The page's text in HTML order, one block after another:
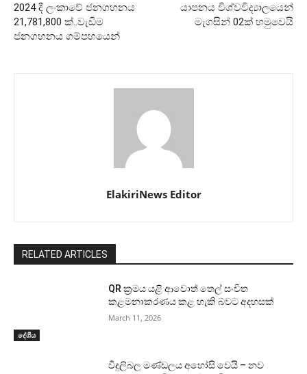
2024 දී ලංකාවේ ජනගහනය
21,781,800 ක්..වැඩිම
ජනගහනය ගම්පහයෙන්
යාපනය විශ්වවිද්‍යාලයෙන්
මැගසින් 02ක් හමුවෙයි
ElakiriNews Editor
RELATED ARTICLES
දේශීය
QR ක්‍රමය යළි ආවොත් තෙල් සංචිත
කළමනාකරණය කළ හැකි බවට අදහසක්
March 11, 2026
විදුලිබල මණ්ඩලය අහෝසි වෙයි – නව